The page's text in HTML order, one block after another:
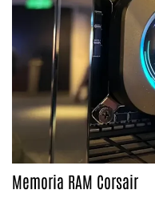
Memoria RAM Corsair